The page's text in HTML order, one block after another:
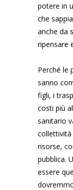
potere in
che
anche da
ripensare
Perché le
sanno
figli, i
costi più
sanitario
collettività
risorse,
pubblica.
essere